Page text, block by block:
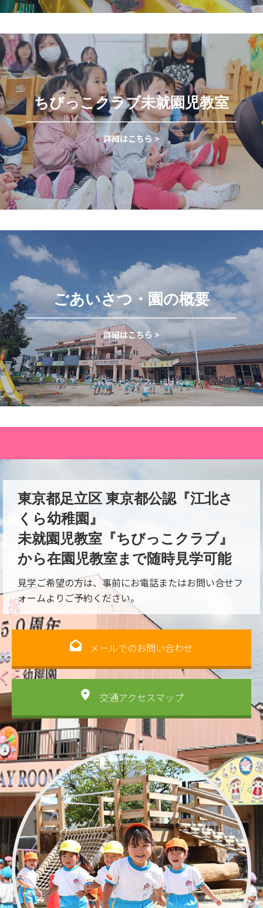
ちびっこクラブ未就園児教室
詳細はこちら >
ごあいさつ・園の概要
詳細はこちら >
東京都足立区 東京都公認『江北さ
くら幼稚園』
未就園児教室『ちびっこクラブ』
から在園児教室まで随時見学可能
見学ご希望の方は、事前にお電話またはお問い合せフ
ォームよりご予約ください。
メールでのお問い合わせ
交通アクセスマップ